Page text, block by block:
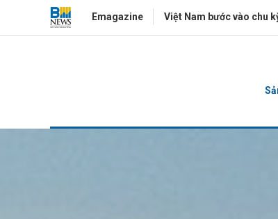
Emagazine Việt Nam bước vào chu